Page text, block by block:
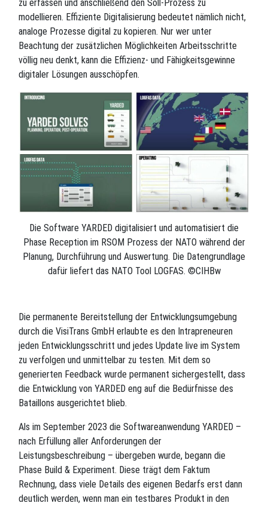
zu erfassen und anschließend den Soll-Prozess zu
modellieren. Effiziente Digitalisierung bedeutet nämlich nicht,
analoge Prozesse digital zu kopieren. Nur wer unter
Beachtung der zusätzlichen Möglichkeiten Arbeitsschritte
völlig neu denkt, kann die Effizienz- und Fähigkeitsgewinne
digitaler Lösungen ausschöpfen.
Die Software YARDED digitalisiert und automatisiert die
Phase Reception im RSOM Prozess der NATO während der
Planung, Durchführung und Auswertung. Die Datengrundlage
dafür liefert das NATO Tool LOGFAS. ©CIHBw
Die permanente Bereitstellung der Entwicklungsumgebung
durch die VisiTrans GmbH erlaubte es den Intrapreneuren
jeden Entwicklungsschritt und jedes Update live im System
zu verfolgen und unmittelbar zu testen. Mit dem so
generierten Feedback wurde permanent sichergestellt, dass
die Entwicklung von YARDED eng auf die Bedürfnisse des
Bataillons ausgerichtet blieb.
Als im September 2023 die Softwareanwendung YARDED –
nach Erfüllung aller Anforderungen der
Leistungsbeschreibung – übergeben wurde, begann die
Phase Build & Experiment. Diese trägt dem Faktum
Rechnung, dass viele Details des eigenen Bedarfs erst dann
deutlich werden, wenn man ein testbares Produkt in den